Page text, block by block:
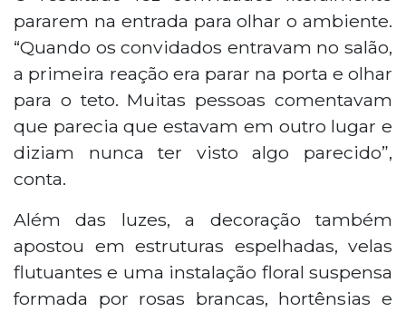
pararem na entrada para olhar o ambiente.
“Quando os convidados entravam no salão,
a primeira reação era parar na porta e olhar
para o teto. Muitas pessoas comentavam
que parecia que estavam em outro lugar e
diziam nunca ter visto algo parecido”,
conta.
Além das luzes, a decoração também
apostou em estruturas espelhadas, velas
flutuantes e uma instalação floral suspensa
formada por rosas brancas, hortênsias e